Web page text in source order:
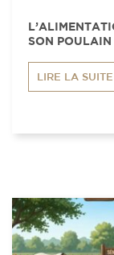
SON POULAIN
LIRE LA SUITE